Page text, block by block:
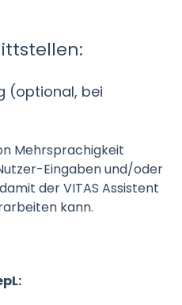
(optional, bei
Mehrsprachigkeit
Eingaben und/oder
der VITAS Assistent
kann.